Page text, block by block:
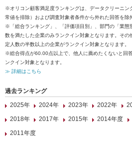
※オリコン顧客満足度ランキングは、データクリーニン
常値を排除）および調査対象者条件から外れた回答を除
※「総合ランキング」、「評価項目別」、部門の「業態
数を満たした企業のみランクイン対象となります。その
定人数の半数以上の企業がランクイン対象となります。
※総合得点が60.00点以上で、他人に薦めたくないと回
ンクイン対象となります。
≫ 詳細はこちら
過去ランキング
2025年
2024年 2023年 2022年
2018年
2017年 2015年 2014年度
2011年度